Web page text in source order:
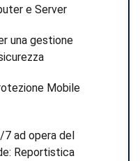
e Server
una gestione
Mobile
7 ad opera del
Reportistica